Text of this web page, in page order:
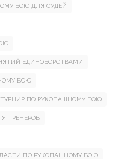
БОЮ ДЛЯ СУДЕЙ
ЕДИНОБОРСТВАМИ
БОЮ
ТУРНИР ПО РУКОПАШНОМУ БОЮ
ТРЕНЕРОВ
ПО РУКОПАШНОМУ БОЮ